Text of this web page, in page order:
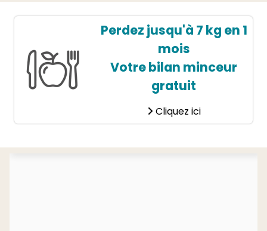
Perdez jusqu'à 7 kg en 1
mois
Votre bilan minceur
gratuit
Cliquez ici